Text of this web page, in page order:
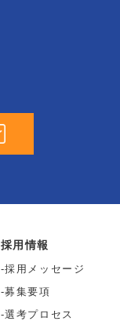
採用情報
採用メッセージ
募集要項
選考プロセス